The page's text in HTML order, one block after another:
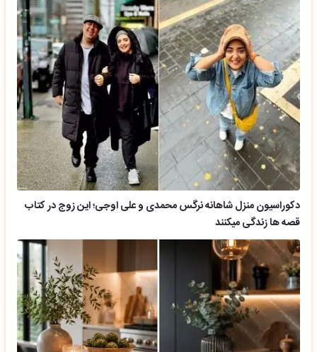
دکوراسیون منزل شاهانه نرگس محمدی و علی اوجی؛ این زوج در کتاب
قصه ها زندگی میکنند